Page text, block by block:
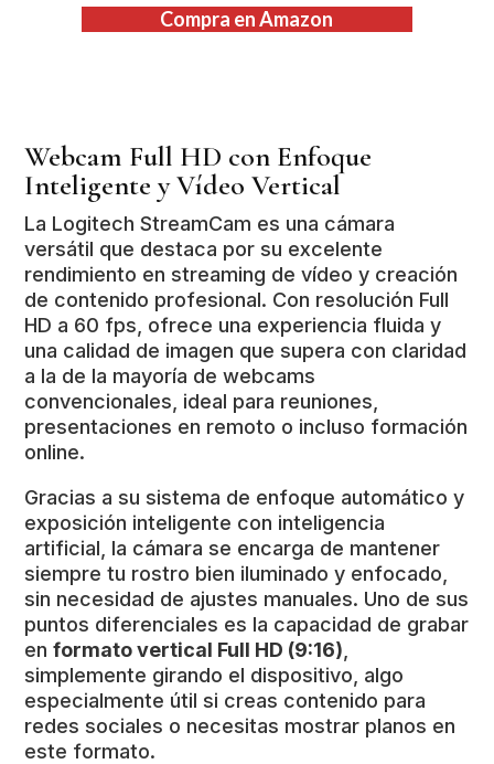
Compra en Amazon
Webcam Full HD con Enfoque
Inteligente y Vídeo Vertical
La Logitech StreamCam es una cámara
versátil que destaca por su excelente
rendimiento en streaming de vídeo y creación
de contenido profesional. Con resolución Full
HD a 60 fps, ofrece una experiencia fluida y
una calidad de imagen que supera con claridad
a la de la mayoría de webcams
convencionales, ideal para reuniones,
presentaciones en remoto o incluso formación
online.
Gracias a su sistema de enfoque automático y
exposición inteligente con inteligencia
artificial, la cámara se encarga de mantener
siempre tu rostro bien iluminado y enfocado,
sin necesidad de ajustes manuales. Uno de sus
puntos diferenciales es la capacidad de grabar
enformato vertical Full HD (9:16)
simplemente girando el dispositivo, algo
especialmente útil si creas contenido para
redes sociales o necesitas mostrar planos en
este formato.